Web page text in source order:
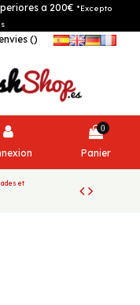
a 200€ *Excepto
()
0
Panier
et